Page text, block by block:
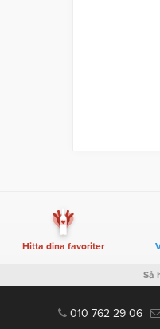
Hitta dina favoriter
Så
010 762 29 06